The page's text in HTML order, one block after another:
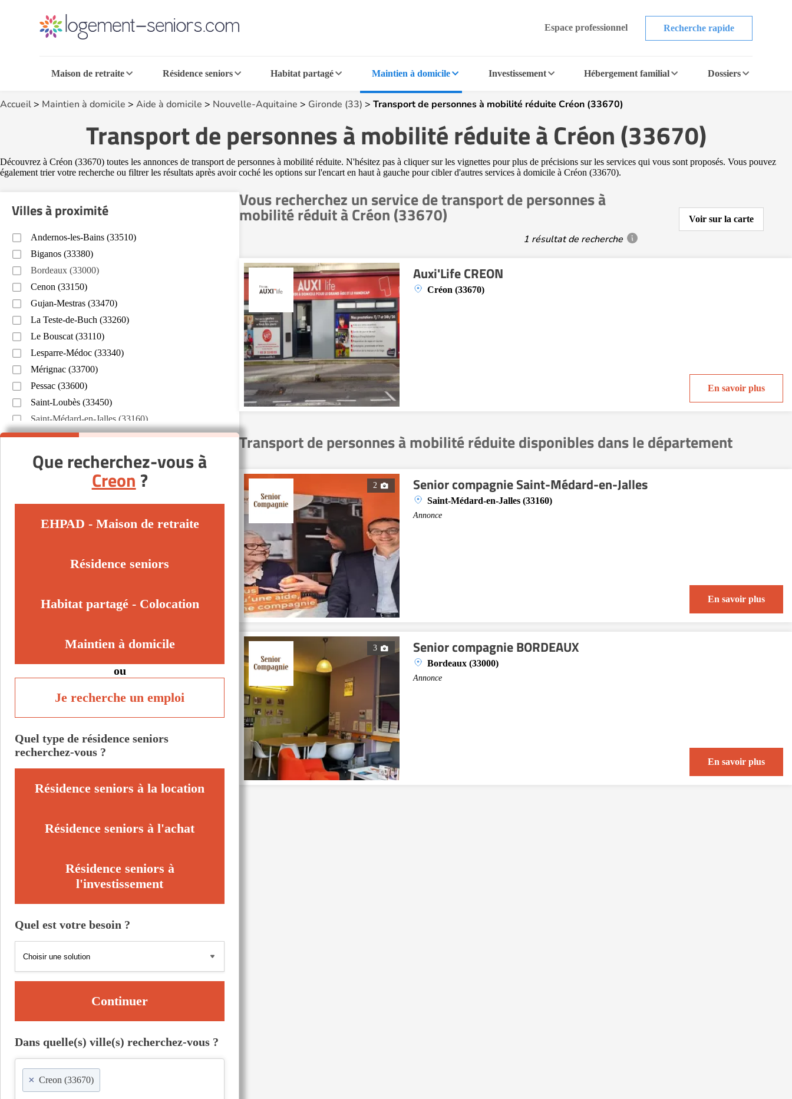
Espace professionnel Recherche rapide
Maison de retraite Résidence seniors Habitat partagé Maintien à domicile Investissement Hébergement familial Dossiers
Accueil> Maintien à domicile > Aide à domicile > Nouvelle-Aquitaine > Gironde (33) > Transport de personnes à mobilité réduite Créon (33670)
Transport de personnes à mobilité réduite à Créon (33670)
Découvrez à Créon (33670) toutes les annonces de transport de personnes à mobilité réduite. N'hésitez pas à cliquer sur les vignettes pour plus de précisions sur les services qui vous sont proposés. Vous pouvez
également trier votre recherche ou filtrer les résultats après avoir coché les options sur l'encart en haut à gauche pour cibler d'autres services à domicile à Créon (33670).
Vous recherchez un service de transport de personnes à
mobilité réduit à Créon (33670)
1 résultat de recherche
Voir sur la carte
Auxi'Life CREON
Créon (33670)
En savoir plus
Transport de personnes à mobilité réduite disponibles dans le département
2 Senior compagnie Saint-Médard-en-Jalles
Saint-Médard-en-Jalles (33160)
Annonce
En savoir plus
3 Senior compagnie BORDEAUX
Bordeaux (33000)
Annonce
En savoir plus
Villes à proximité
Andernos-les-Bains (33510)
Biganos (33380)
Bordeaux (33000)
Cenon (33150)
Gujan-Mestras (33470)
La Teste-de-Buch (33260)
Le Bouscat (33110)
Lesparre-Médoc (33340)
Mérignac (33700)
Pessac (33600)
Saint-Loubès (33450)
Saint-Médard-en-Jalles (33160)
Villenave-d'Ornon (33140)
Que recherchez-vous à
Creon ?
EHPAD - Maison de retraite
Résidence seniors
Habitat partagé - Colocation
Maintien à domicile
ou
Je recherche un emploi
Quel type de résidence seniors
recherchez-vous ?
Résidence seniors à la location
Résidence seniors à l'achat
Résidence seniors à
l'investissement
Quel est votre besoin ?
Continuer
Dans quelle(s) ville(s) recherchez-vous ?
× Creon (33670)